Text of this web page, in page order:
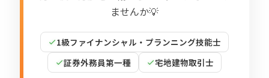
ませんか💡
1級ファイナンシャル・プランニング技能士
証券外務員第一種
宅地建物取引士